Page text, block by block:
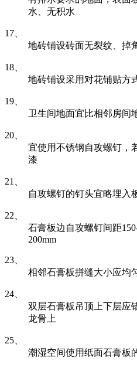
水、无积水
17、
地砖铺设砖面无裂纹、掉
18、
地砖铺设采用对花铺贴方
19、
卫生间地面宜比相邻房间
20、
宜使用不锈钢自攻螺钉，
漆
21、
自攻螺钉的钉头宜略埋入
22、
石膏板边自攻螺钉间距
200mm
23、
相邻石膏板拼缝大小应均
24、
双层石膏板吊顶上下层应
龙骨上
25、
潮湿空间使用纸面石膏板